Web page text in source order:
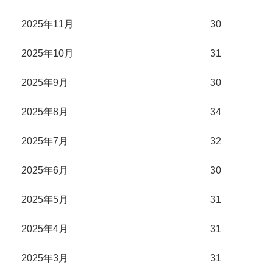
2025年11月 30
2025年10月 31
2025年9月 30
2025年8月 34
2025年7月 32
2025年6月 30
2025年5月 31
2025年4月 31
2025年3月 31